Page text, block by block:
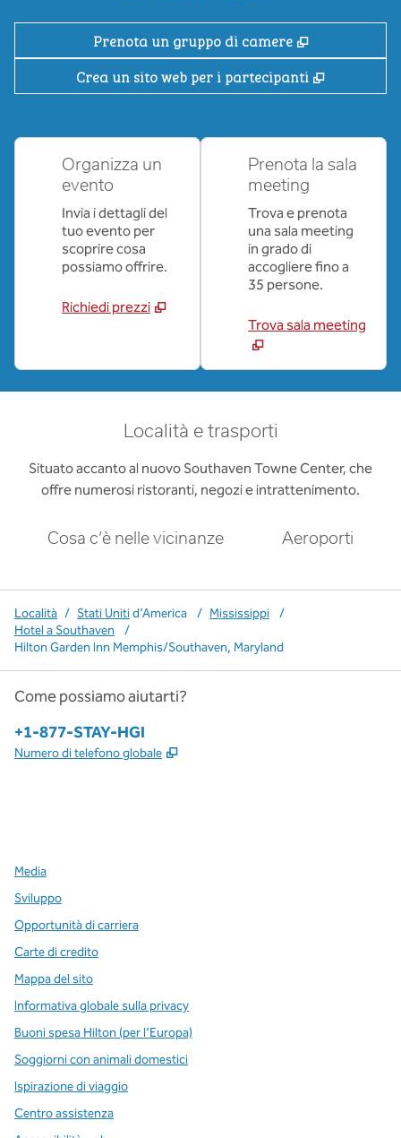
Prenota un gruppo di camere ,
Crea un sito web per i partecipanti
,
Organizza un
evento
Invia i dettagli del
tuo evento per
scoprire cosa
possiamo offrire.
Richiedi prezzi
Prenota la sala
meeting
Trova e prenota
una sala meeting
in grado di
accogliere fino a
35 persone.
Trova sala meeting
Località e trasporti
Situato accanto al nuovo Southaven Towne Center, che
offre numerosi ristoranti, negozi e intrattenimento.
Cosa c’è nelle vicinanze Aeroporti
Località / Stati Uniti d'America / Mississippi
/
Hotel a Southaven
/
Hilton Garden Inn Memphis/Southaven, Maryland
Come possiamo aiutarti?
Telefono:
+1-877-STAY-HGI
Numero di telefono globale ,
Media
Sviluppo
Opportunità di carriera
Carte di credito
Mappa del sito
Informativa globale sulla privacy
Buoni spesa Hilton (per l’Europa)
Soggiorni con animali domestici
Ispirazione di viaggio
Centro assistenza